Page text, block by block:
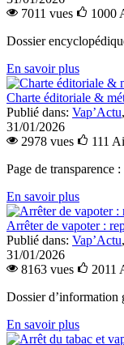
7011 vues
1000
Dossier
En savoir plus
Charte éditoriale &
Publié dans: Vap’Actu,
31/01/2026
2978 vues
111
Page de transparence
En savoir plus
Arrêter de vapoter :
Publié dans: Vap’Actu,
31/01/2026
8163 vues
2011
Dossier d’information
En savoir plus